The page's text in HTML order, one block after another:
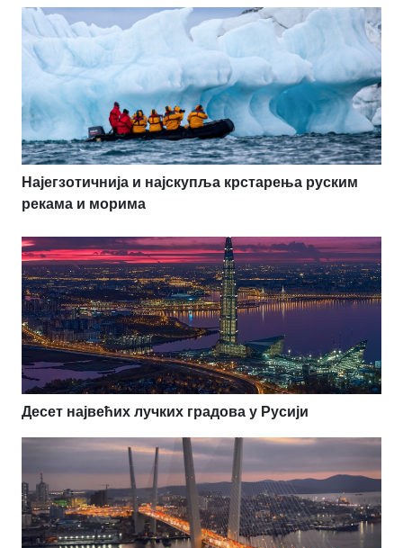
Најегзотичнија и најскупља крстарења руским
рекама и морима
Десет највећих лучких градова у Русији